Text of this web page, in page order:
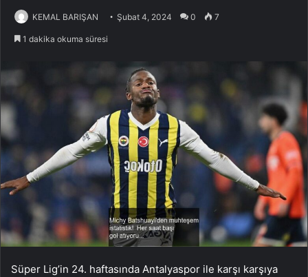
KEMAL BARIŞAN Şubat 4, 2024 0 7
1 dakika okuma süresi
Süper Lig’in 24. haftasında Antalyaspor ile karşı karşıya